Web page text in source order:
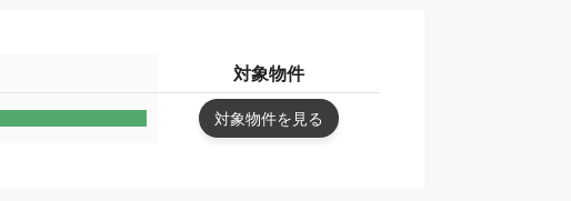
対象物件
対象物件を見る